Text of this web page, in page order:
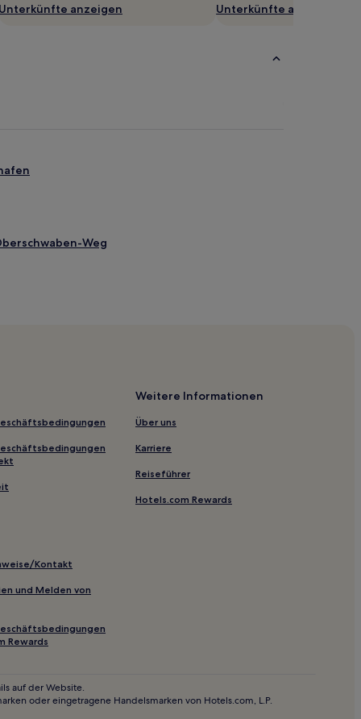
Unterkünfte anzeigen
Unterkünfte anzeigen
Weg
Mühlhofen
Kontakt
und Melden von
Rewards
Weitere Informationen
Über uns
Karriere
Reiseführer
Hotels.com Rewards
auf der Website.
oder eingetragene Handelsmarken von Hotels.com, L.P.